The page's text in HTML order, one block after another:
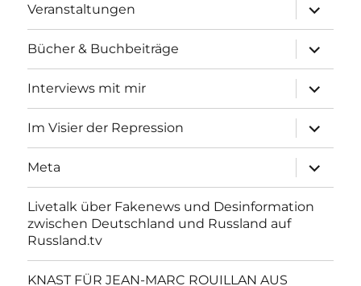
Veranstaltungen
anzeigen
Bücher & Buchbeiträge
anzeigen
Interviews mit mir
anzeigen
Im Visier der Repression
anzeigen
Meta
anzeigen
Livetalk über Fakenews und Desinformation
zwischen Deutschland und Russland auf
Russland.tv
KNAST FÜR JEAN-MARC ROUILLAN AUS